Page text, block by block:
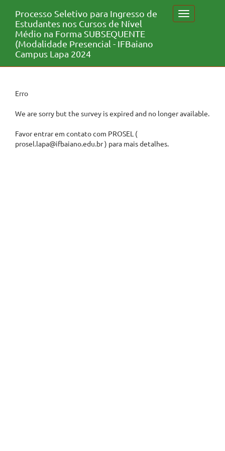
Toggle
navigation
Processo Seletivo para Ingresso de
Estudantes nos Cursos de Nível
Médio na Forma SUBSEQUENTE
(Modalidade Presencial - IFBaiano
Campus Lapa 2024
Erro
We are sorry but the survey is expired and no longer available.
Favor entrar em contato com PROSEL (
prosel.lapa@ifbaiano.edu.br ) para mais detalhes.